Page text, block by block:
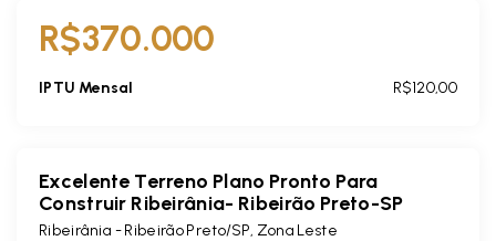
R$370.000
IPTU Mensal R$120,00
Excelente Terreno Plano Pronto Para
Construir Ribeirânia- Ribeirão Preto-SP
Ribeirânia - Ribeirão Preto/SP, Zona Leste